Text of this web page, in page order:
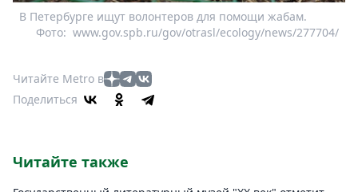
В Петербурге ищут волонтеров для помощи жабам.
www.gov.spb.ru/gov/otrasl/ecology/news/277704/
Фото:
Читайте Metro в
Поделиться
Читайте также